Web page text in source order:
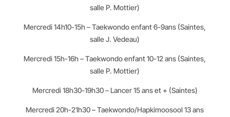
salle P. Mottier)
Mercredi 14h10-15h – Taekwondo enfant 6-9ans (Saintes,
salle J. Vedeau)
Mercredi 15h-16h – Taekwondo enfant 10-12 ans (Saintes,
salle P. Mottier)
Mercredi 18h30-19h30 – Lancer 15 ans et + (Saintes)
Mercredi 20h-21h30 – Taekwondo/Hapkimoosool 13 ans